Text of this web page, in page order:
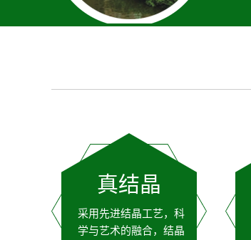
真结晶
采用先进结晶工艺，科
学与艺术的融合，结晶